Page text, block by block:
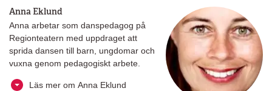
Anna Eklund
Anna arbetar som danspedagog på
Regionteatern med uppdraget att
sprida dansen till barn, ungdomar och
vuxna genom pedagogiskt arbete.
Läs mer om Anna Eklund